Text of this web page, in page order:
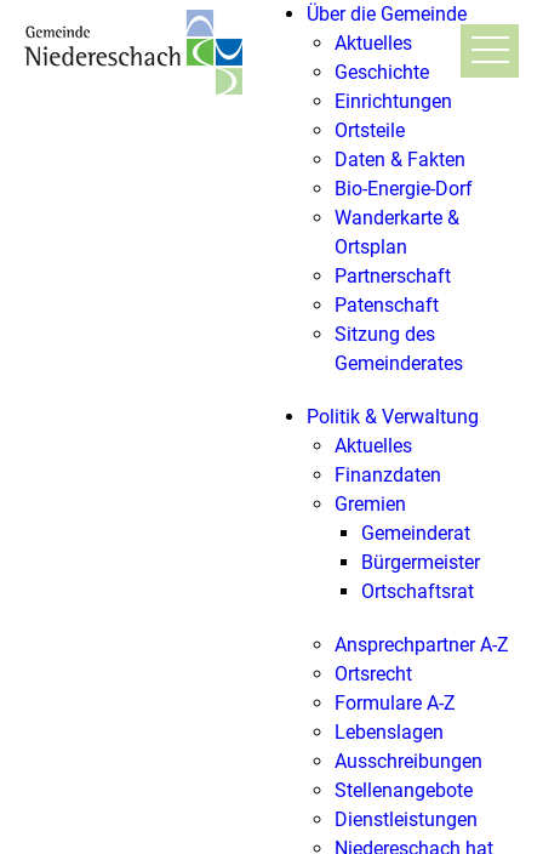
Über die Gemeinde
Aktuelles
Geschichte
Einrichtungen
Ortsteile
Daten & Fakten
Bio-Energie-Dorf
Wanderkarte &
Ortsplan
Partnerschaft
Patenschaft
Sitzung des
Gemeinderates
Politik & Verwaltung
Aktuelles
Finanzdaten
Gremien
Gemeinderat
Bürgermeister
Ortschaftsrat
Ansprechpartner A-Z
Ortsrecht
Formulare A-Z
Lebenslagen
Ausschreibungen
Stellenangebote
Dienstleistungen
Niedereschach hat